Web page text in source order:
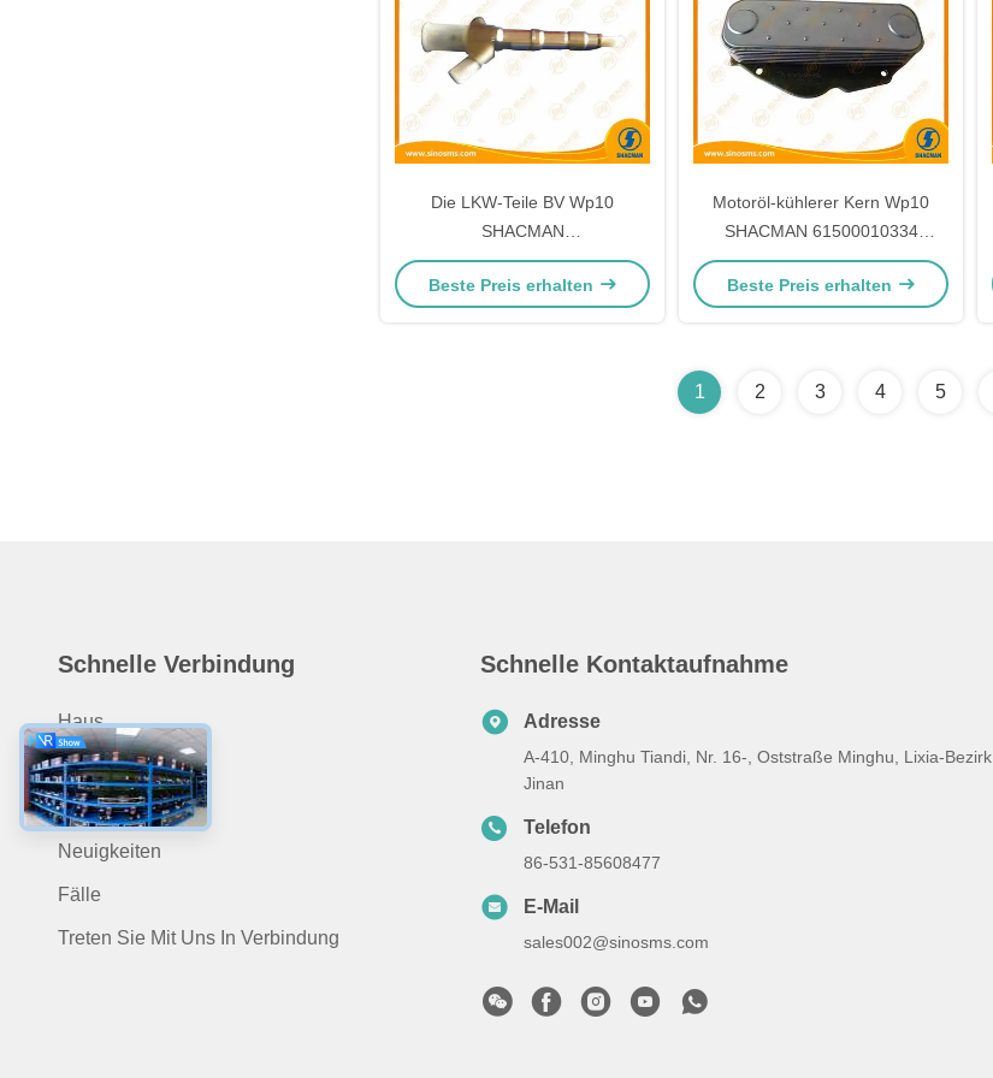
Die LKW-Teile BV Wp10
SHACMAN
Kraftstoffeinspritzdüse
612600080611
Beste Preis erhalten
Motoröl-kühlerer Kern Wp10
SHACMAN 61500010334
Weichai
Beste Preis erhalten
1 2 3 4 5
Schnelle Verbindung
Haus
ÜBER US
Produits
Neuigkeiten
Fälle
Treten Sie Mit Uns In Verbindung
Schnelle Kontaktaufnahme
Adresse
A-410, Minghu Tiandi, Nr. 16-, Oststraße Minghu, Lixia-Bezirk,
Jinan
Telefon
86-531-85608477
E-Mail
sales002@sinosms.com